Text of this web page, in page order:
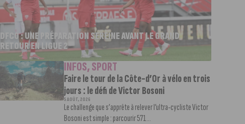
DFCO : UNE PRÉPARATION SEREINE AVANT LE GRAND
RETOUR EN LIGUE 2
INFOS,SPORT
Faire le tour de la Côte-d’Or à vélo en trois
jours : le défi de Victor Bosoni
5 AOÛT, 2026
Le challenge que s’apprête à relever l’ultra-cycliste Victor
Bosoni est simple : parcourir 571...